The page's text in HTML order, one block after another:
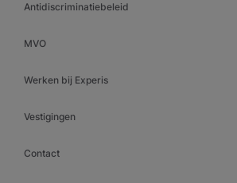
Antidiscriminatiebeleid
MVO
Werken bij Experis
Vestigingen
Contact